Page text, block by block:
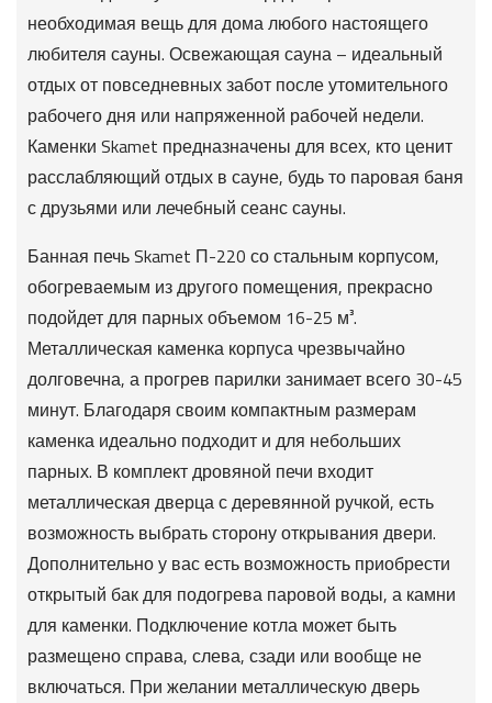
необходимая вещь для дома любого настоящего
любителя сауны. Освежающая сауна – идеальный
отдых от повседневных забот после утомительного
рабочего дня или напряженной рабочей недели.
Каменки Skamet предназначены для всех, кто ценит
расслабляющий отдых в сауне, будь то паровая баня
с друзьями или лечебный сеанс сауны.
Банная печь Skamet П-220 со стальным корпусом,
обогреваемым из другого помещения, прекрасно
подойдет для парных объемом 16-25 м³.
Металлическая каменка корпуса чрезвычайно
долговечна, а прогрев парилки занимает всего 30-45
минут. Благодаря своим компактным размерам
каменка идеально подходит и для небольших
парных. В комплект дровяной печи входит
металлическая дверца с деревянной ручкой, есть
возможность выбрать сторону открывания двери.
Дополнительно у вас есть возможность приобрести
открытый бак для подогрева паровой воды, а камни
для каменки. Подключение котла может быть
размещено справа, слева, сзади или вообще не
включаться. При желании металлическую дверь